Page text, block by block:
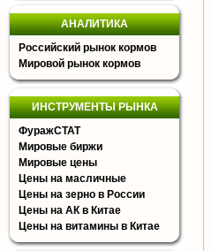
АНАЛИТИКА
Российский рынок кормов
Мировой рынок кормов
ИНСТРУМЕНТЫ РЫНКА
ФуражСТАТ
Мировые биржи
Мировые цены
Цены на масличные
Цены на зерно в России
Цены на АК в Китае
Цены на витамины в Китае